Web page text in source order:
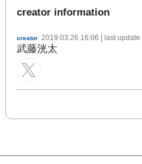
creator information
creator 2019.03.26 16:06 | last update
武藤洸太